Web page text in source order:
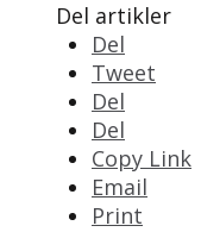
Del artikler
Del
Tweet
Del
Del
Copy Link
Email
Print